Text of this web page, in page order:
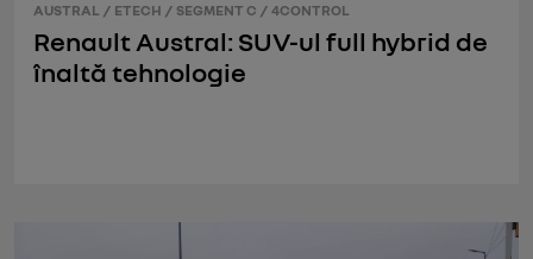
AUSTRAL / ETECH / SEGMENT C / 4CONTROL
Renault Austral: SUV-ul full hybrid de
înaltă tehnologie